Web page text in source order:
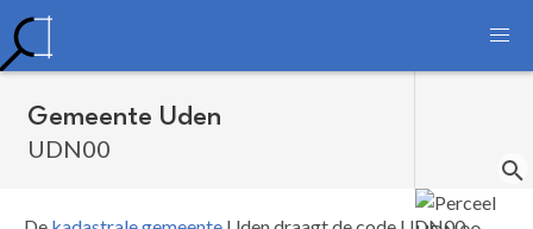
Gemeente Uden
UDN00